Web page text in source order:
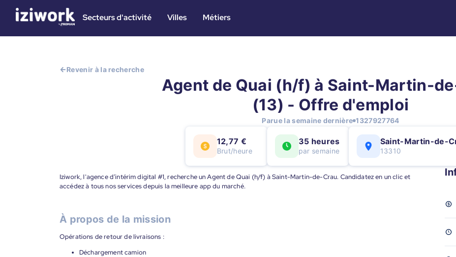
Secteurs d'activité Villes Métiers
Revenir à la recherche
Agent de Quai (h/f) à Saint-Martin-
(13) - Offre d'emploi
Parue la semaine dernière 1327927764
12,77 €
Brut/heure
35 heures
par semaine
Saint-Martin-de-
13310
Iziwork, l'agence d’intérim digital #1, recherche un Agent de Quai (h/f) à Saint-Martin-de-Crau. Candidatez en un clic et
accédez à tous nos services depuis la meilleure app du marché.
À propos de la mission
Opérations de retour de livraisons :
Déchargement camion